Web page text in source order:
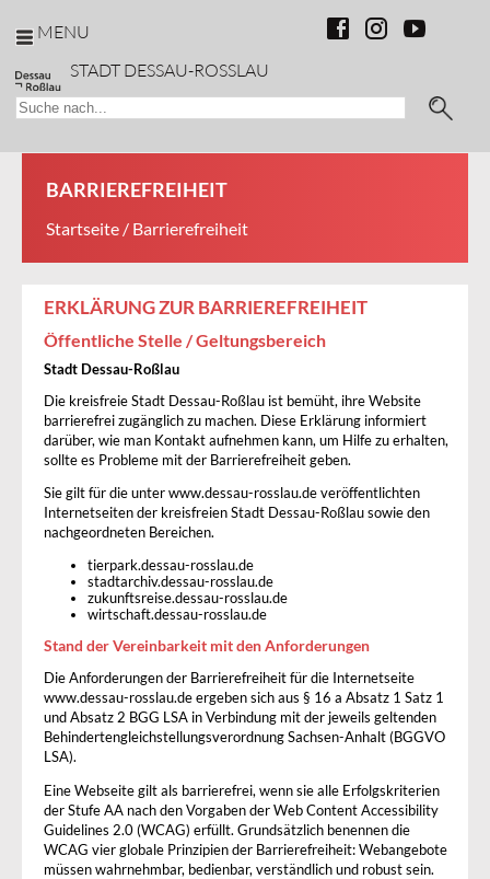
MENU
STADT DESSAU-ROSSLAU
BARRIEREFREIHEIT
Startseite / Barrierefreiheit
ERKLÄRUNG ZUR BARRIEREFREIHEIT
Öffentliche Stelle / Geltungsbereich
Stadt Dessau-Roßlau
Die kreisfreie Stadt Dessau-Roßlau ist bemüht, ihre Website
barrierefrei zugänglich zu machen. Diese Erklärung informiert
darüber, wie man Kontakt aufnehmen kann, um Hilfe zu erhalten,
sollte es Probleme mit der Barrierefreiheit geben.
Sie gilt für die unter www.dessau-rosslau.de veröffentlichten
Internetseiten der kreisfreien Stadt Dessau-Roßlau sowie den
nachgeordneten Bereichen.
tierpark.dessau-rosslau.de
stadtarchiv.dessau-rosslau.de
zukunftsreise.dessau-rosslau.de
wirtschaft.dessau-rosslau.de
Stand der Vereinbarkeit mit den Anforderungen
Die Anforderungen der Barrierefreiheit für die Internetseite
www.dessau-rosslau.de ergeben sich aus § 16 a Absatz 1 Satz 1
und Absatz 2 BGG LSA in Verbindung mit der jeweils geltenden
Behindertengleichstellungsverordnung Sachsen-Anhalt (BGGVO
LSA).
Eine Webseite gilt als barrierefrei, wenn sie alle Erfolgskriterien
der Stufe AA nach den Vorgaben der Web Content Accessibility
Guidelines 2.0 (WCAG) erfüllt. Grundsätzlich benennen die
WCAG vier globale Prinzipien der Barrierefreiheit: Webangebote
müssen wahrnehmbar, bedienbar, verständlich und robust sein.